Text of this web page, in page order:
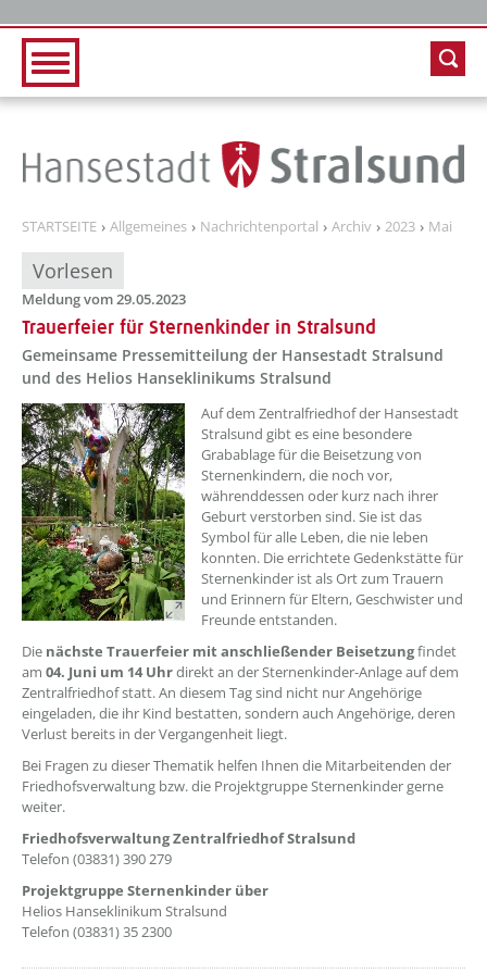
STARTSEITE Allgemeines Nachrichtenportal Archiv 2023 Mai
Vorlesen
Meldung vom 29.05.2023
Trauerfeier für Sternenkinder in Stralsund
Gemeinsame Pressemitteilung der Hansestadt Stralsund
und des Helios Hanseklinikums Stralsund
??? absaetzeOben[1]/titel ???
Auf dem Zentralfriedhof der Hansestadt
Stralsund gibt es eine besondere
Grabablage für die Beisetzung von
Sternenkindern, die noch vor,
währenddessen oder kurz nach ihrer
Geburt verstorben sind. Sie ist das
Symbol für alle Leben, die nie leben
konnten. Die errichtete Gedenkstätte für
Sternenkinder ist als Ort zum Trauern
und Erinnern für Eltern, Geschwister und
Freunde entstanden.
Die nächste Trauerfeier mit anschließender Beisetzungfindet
am 04. Juni um 14 Uhrdirekt an der Sternenkinder-Anlage auf dem
Zentralfriedhof statt. An diesem Tag sind nicht nur Angehörige
eingeladen, die ihr Kind bestatten, sondern auch Angehörige, deren
Verlust bereits in der Vergangenheit liegt.
Bei Fragen zu dieser Thematik helfen Ihnen die Mitarbeitenden der
Friedhofsverwaltung bzw. die Projektgruppe Sternenkinder gerne
weiter.
Friedhofsverwaltung Zentralfriedhof Stralsund
Telefon (03831) 390 279
Projektgruppe Sternenkinder über
Helios Hanseklinikum Stralsund
Telefon (03831) 35 2300